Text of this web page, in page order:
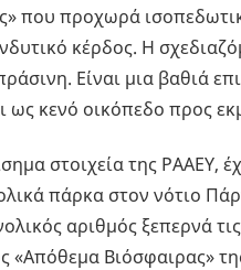
που προχωρά
κέρδος. Η
Είναι μια βαθιά
ως κενό οικόπεδο προς
στοιχεία της ΡΑΑΕΥ,
πάρκα στον νότιο
αριθμός ξεπερνά
«Απόθεμα Βιόσφαιρας»